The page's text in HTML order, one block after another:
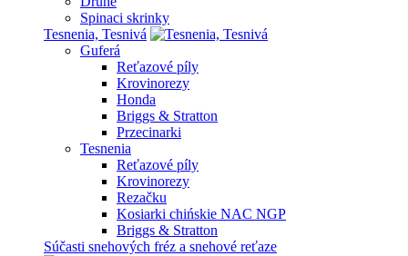
Spinaci skrinky
Tesnenia, Tesnivá
Guferá
Reťazové píly
Krovinorezy
Honda
Briggs & Stratton
Przecinarki
Tesnenia
Reťazové píly
Krovinorezy
Rezačku
Kosiarki chińskie NAC NGP
Briggs & Stratton
Súčasti snehových fréz a snehové reťaze